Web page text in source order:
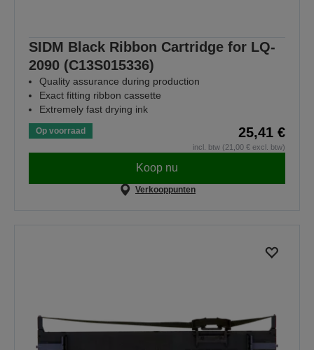
SIDM Black Ribbon Cartridge for LQ-
2090 (C13S015336)
Quality assurance during production
Exact fitting ribbon cassette
Extremely fast drying ink
Op voorraad 25,41 €
incl. btw (21,00 € excl. btw)
Koop nu
Verkooppunten